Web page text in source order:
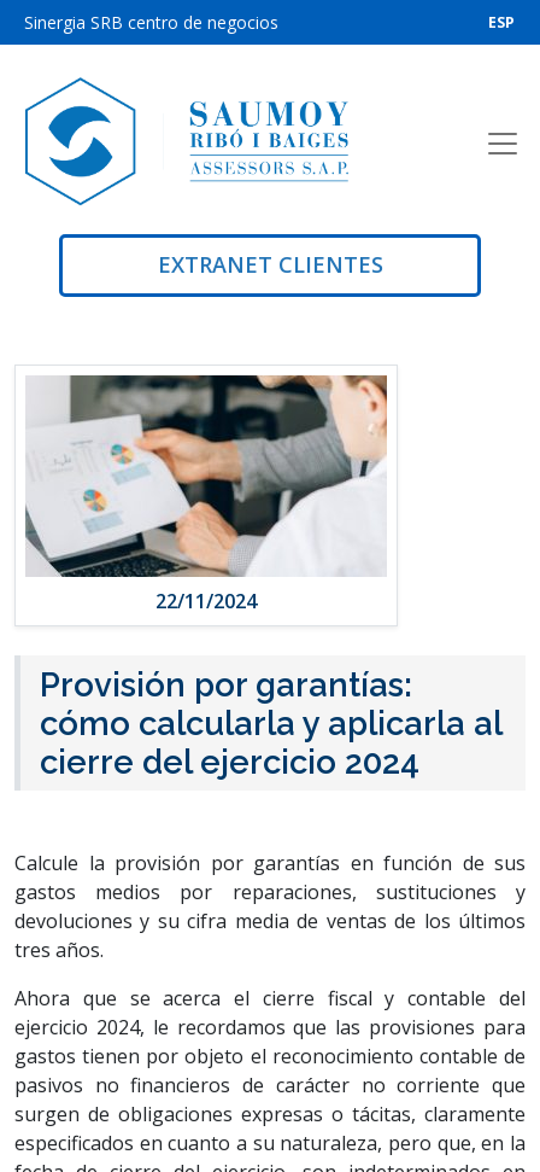
Sinergia SRB centro de negocios ESP
EXTRANET CLIENTES
22/11/2024
Provisión por garantías:
cómo calcularla y aplicarla al
cierre del ejercicio 2024
Calcule la provisión por garantías en función de sus
gastos medios por reparaciones, sustituciones y
devoluciones y su cifra media de ventas de los últimos
tres años.
Ahora que se acerca el cierre fiscal y contable del
ejercicio 2024, le recordamos que las provisiones para
gastos tienen por objeto el reconocimiento contable de
pasivos no financieros de carácter no corriente que
surgen de obligaciones expresas o tácitas, claramente
especificados en cuanto a su naturaleza, pero que, en la